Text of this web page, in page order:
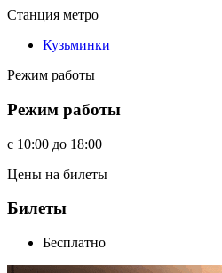
Станция метро
Кузьминки
Режим работы
Режим работы
c 10:00 до 18:00
Цены на билеты
Билеты
Бесплатно